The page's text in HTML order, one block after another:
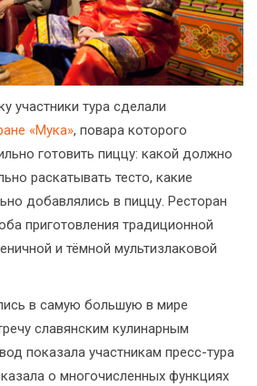
участники тура сделали
«Мука», повара которого
готовить пиццу: какой должно
раскатывать тесто, какие
добавлялись в пиццу. Ресторан
приготовления традиционной
и тёмной мультизлаковой
в самую большую в мире
славянским кулинарным
показала участникам пресс-тура
о многочисленных функциях